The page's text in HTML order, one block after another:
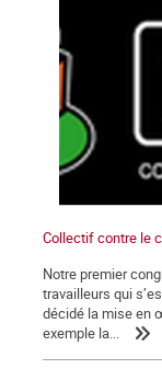
Collectif contre le
Notre premier
travailleurs qui
décidé la mise en
exemple la...